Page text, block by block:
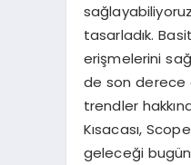
tasarladık.
erişmelerini
de son derece
trendler
Kısacası,
geleceği